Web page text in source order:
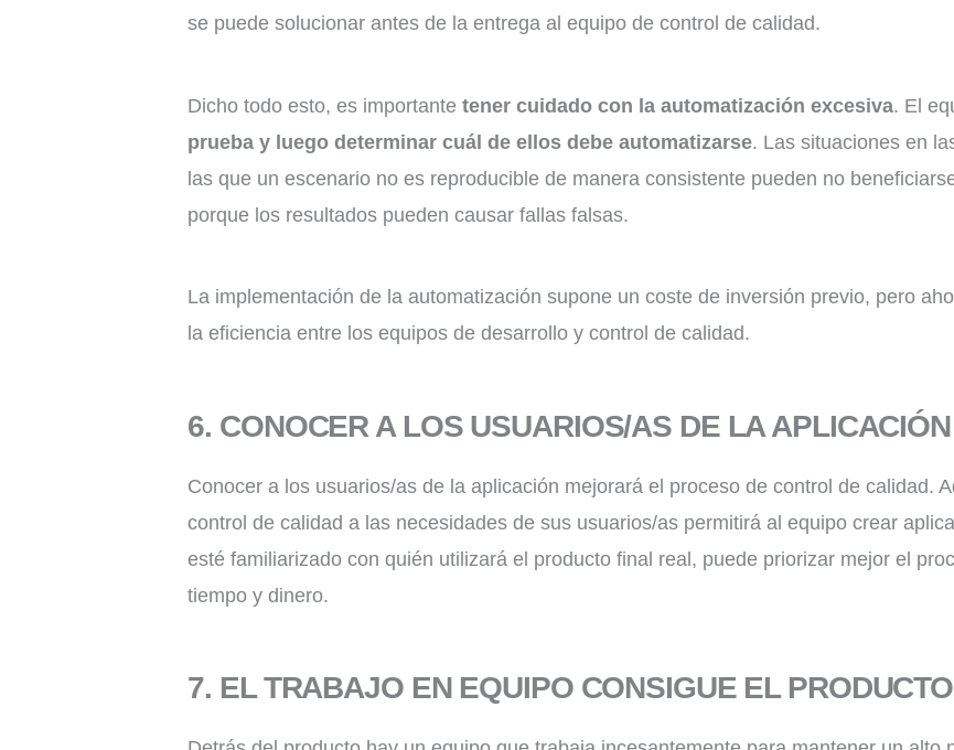
se puede solucionar antes de la entrega al equipo de control de calidad.
Dicho todo esto, es importantetener cuidado con la automatización excesiva. El
prueba y luego determinar cuál de ellos debe automatizarse. Las situaciones en
las que un escenario no es reproducible de manera consistente pueden no
porque los resultados pueden causar fallas falsas.
La implementación de la automatización supone un coste de inversión previo, pero
la eficiencia entre los equipos de desarrollo y control de calidad.
6. CONOCER A LOS USUARIOS/AS DE LA APLICACIÓN
Conocer a los usuarios/as de la aplicación mejorará el proceso de control de calidad.
control de calidad a las necesidades de sus usuarios/as permitirá al equipo crear
esté familiarizado con quién utilizará el producto final real, puede priorizar mejor el
tiempo y dinero.
7. EL TRABAJO EN EQUIPO CONSIGUE EL